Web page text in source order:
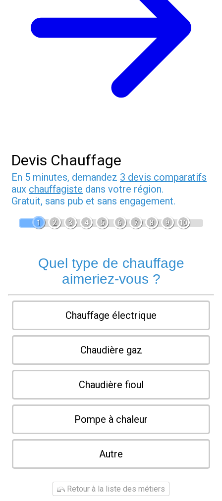
Devis Chauffage
En 5 minutes, demandez 3 devis comparatifs
aux chauffagiste dans votre région.
Gratuit, sans pub et sans engagement.
1 2 3 4 5 6 7 8 9 10
Quel type de chauffage
aimeriez-vous ?
Chauffage électrique
Chaudière gaz
Chaudière fioul
Pompe à chaleur
Autre
Retour à la liste des métiers